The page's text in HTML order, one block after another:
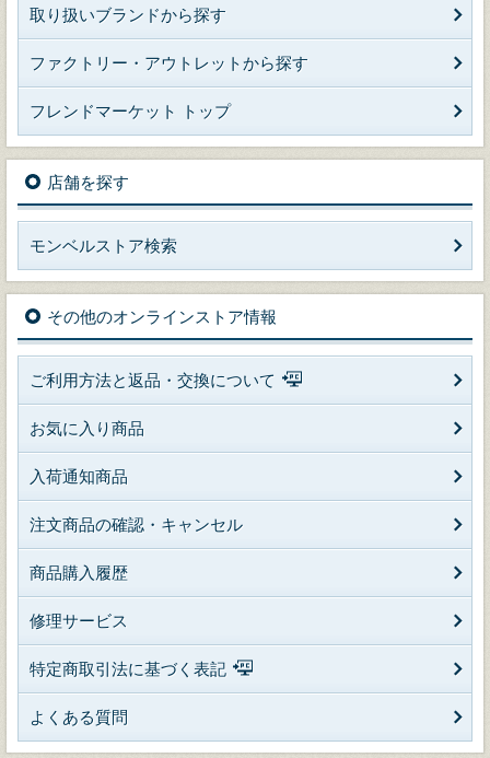
取り扱いブランドから探す
ファクトリー・アウトレットから探す
フレンドマーケット トップ
店舗を探す
モンベルストア検索
その他のオンラインストア情報
ご利用方法と返品・交換について
お気に入り商品
入荷通知商品
注文商品の確認・キャンセル
商品購入履歴
修理サービス
特定商取引法に基づく表記
よくある質問